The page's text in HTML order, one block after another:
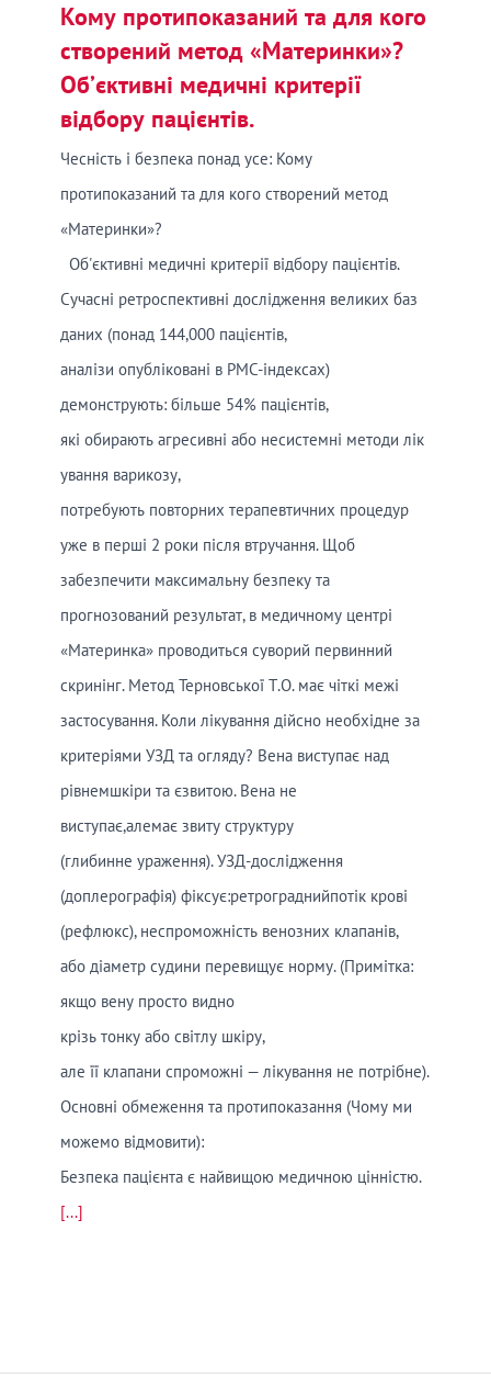
Кому протипоказаний та для кого
створений метод «Материнки»?
Об’єктивні медичні критерії
відбору пацієнтів.
Чесність і безпека понад усе: Кому
протипоказаний та для кого створений метод
«Материнки»?
Об'єктивні медичні критерії відбору пацієнтів.
Сучасні ретроспективні дослідження великих баз
даних (понад 144,000 пацієнтів,
аналізи опубліковані в PMC-індексах)
демонструють: більше 54% пацієнтів,
які обирають агресивні або несистемні методи лік
ування варикозу,
потребують повторних терапевтичних процедур
уже в перші 2 роки після втручання. Щоб
забезпечити максимальну безпеку та
прогнозований результат, в медичному центрі
«Материнка» проводиться суворий первинний
скринінг. Метод Терновської Т.О. має чіткі межі
застосування. Коли лікування дійсно необхідне за
критеріями УЗД та огляду? Вена виступає над
рівнемшкіри та єзвитою. Вена не
виступає,алемає звиту структуру
(глибинне ураження). УЗД-дослідження
(доплерографія) фіксує:ретрограднийпотік крові
(рефлюкс), неспроможність венозних клапанів,
або діаметр судини перевищує норму. (Примітка:
якщо вену просто видно
крізь тонку або світлу шкіру,
але її клапани спроможні — лікування не потрібне).
Основні обмеження та протипоказання (Чому ми
можемо відмовити):
Безпека пацієнта є найвищою медичною цінністю.
[...]